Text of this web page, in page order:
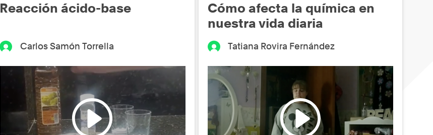
Reacción ácido-base
Carlos Samón Torrella
Cómo afecta la química en
nuestra vida diaria
Tatiana Rovira Fernández